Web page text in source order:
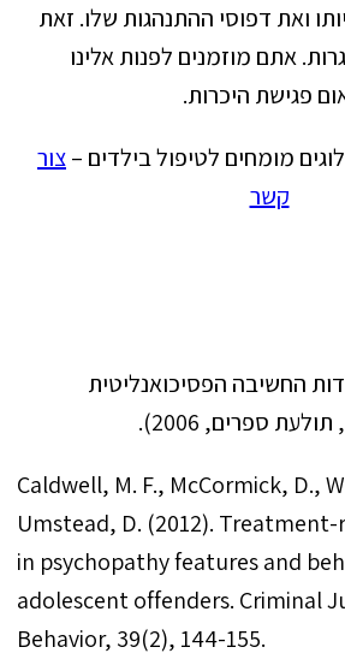
ואת דפוסי ההתנהגות שלו. זאת
אתם מוזמנים לפנות אלינו
פגישת היכרות.
מומחים לטיפול בילדים –צור
קשר
החשיבה הפסיכואנליטית
ספרים, 2006).
Caldwell, M. F., McCormick, D.,
Umstead, D. (2012).
in psychopathy features and
adolescent offenders. Criminal